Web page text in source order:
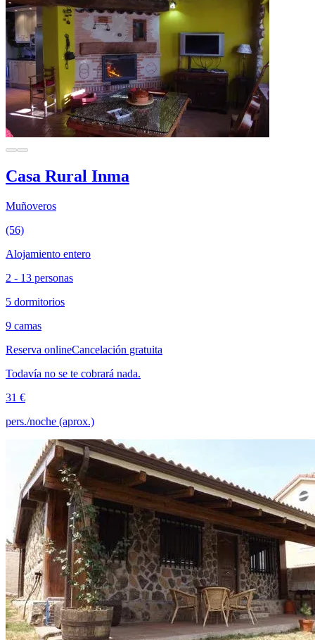
Casa Rural Inma
Muñoveros
(56)
Alojamiento entero
2 - 13 personas
5 dormitorios
9 camas
Reserva onlineCancelación gratuita
Todavía no se te cobrará nada.
31 €
pers./noche (aprox.)